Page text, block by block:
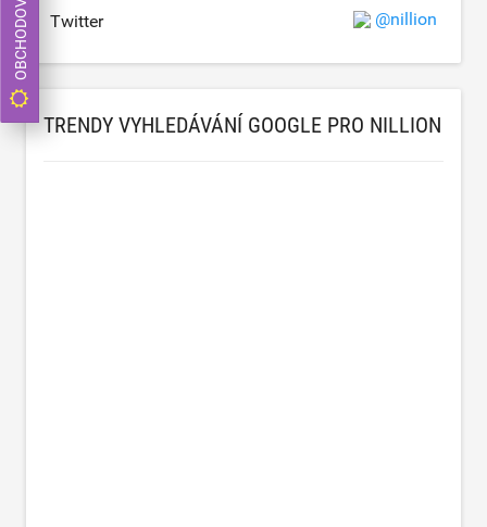
Twitter @nillion
TRENDY VYHLEDÁVÁNÍ GOOGLE PRO NILLION